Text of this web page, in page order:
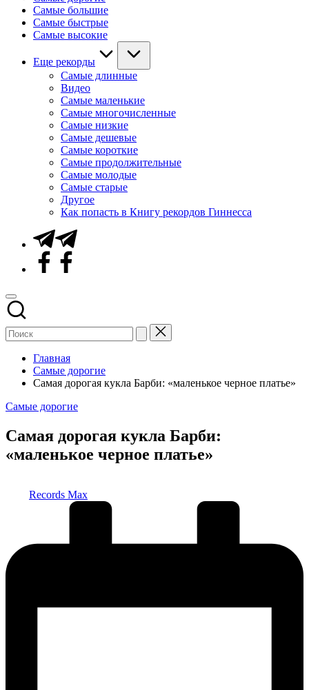
Самые большие
Самые быстрые
Самые высокие
Еще рекорды
Самые длинные
Видео
Самые маленькие
Самые многочисленные
Самые низкие
Самые дешевые
Самые короткие
Самые продолжительные
Самые молодые
Самые старые
Другое
Как попасть в Книгу рекордов Гиннесса
Telegram
Facebook
Главная
Самые дорогие
Самая дорогая кукла Барби: «маленькое черное платье»
Опубликовано
Самые дорогие
Самая дорогая кукла Барби:
«маленькое черное платье»
Records Max